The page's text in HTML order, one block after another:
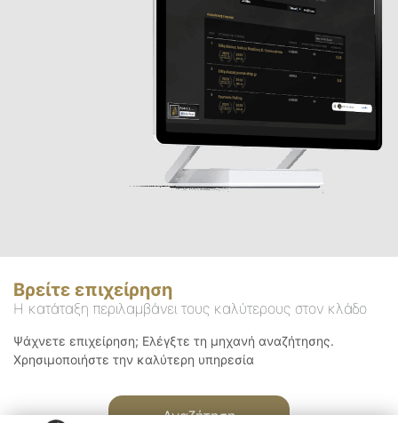
Βρείτε επιχείρηση
Η κατάταξη περιλαμβάνει τους καλύτερους στον κλάδο
Ψάχνετε επιχείρηση; Ελέγξτε τη μηχανή αναζήτησης.
Χρησιμοποιήστε την καλύτερη υπηρεσία
Αναζήτηση